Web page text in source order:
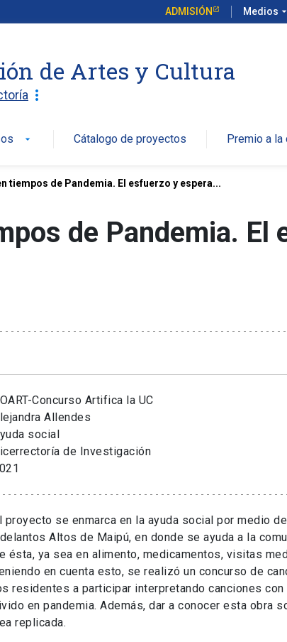
ADMISIÓN Medios arrow_drop_down
de Artes y Cultura
more_vert
arrow_drop_down Cátalogo de proyectos Premio a la
tiempos de Pandemia. El esfuerzo y espera...
de Pandemia. El
Concurso Artifica la UC
Allendes
social
de Investigación
proyecto se enmarca en la ayuda social por medio
Altos de Maipú, en donde se ayuda a la
ésta, ya sea en alimento, medicamentos, visitas
en cuenta esto, se realizó un concurso de
residentes a participar interpretando canciones
en pandemia. Además, dar a conocer esta obra
replicada.